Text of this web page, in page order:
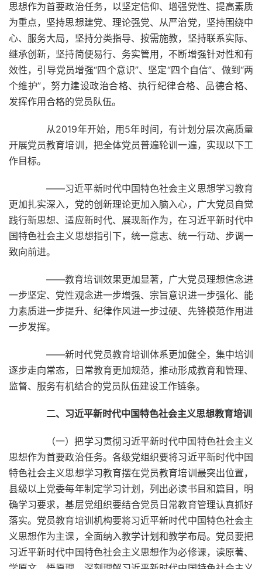
思想作为首要政治任务，以坚定信仰、增强党性、提高素质
为重点，坚持思想建党、理论强党、从严治党，坚持围绕中
心、服务大局，坚持分类指导、按需施教，坚持联系实际、
继承创新，坚持简便易行、务实管用，不断增强针对性和有
效性，引导党员增强“四个意识”、坚定“四个自信”、做到“两
个维护”，努力建设政治合格、执行纪律合格、品德合格、
发挥作用合格的党员队伍。
从2019年开始，用5年时间，有计划分层次高质量
开展党员教育培训，把全体党员普遍轮训一遍，实现以下工
作目标。
——习近平新时代中国特色社会主义思想学习教育
更加扎实深入，党的创新理论更加入脑入心，广大党员自觉
践行新思想、适应新时代、展现新作为，在习近平新时代中
国特色社会主义思想指引下，统一意志、统一行动、步调一
致向前进。
——教育培训效果更加显著，广大党员理想信念进
一步坚定、党性观念进一步增强、宗旨意识进一步强化、能
力素质进一步提升、纪律作风进一步过硬、先锋模范作用进
一步发挥。
——新时代党员教育培训体系更加健全，集中培训
逐步走向常态，日常教育更加规范，推动形成教育和管理、
监督、服务有机结合的党员队伍建设工作链条。
二、习近平新时代中国特色社会主义思想教育培训
（一）把学习贯彻习近平新时代中国特色社会主义
思想作为首要政治任务。各级党组织要将习近平新时代中国
特色社会主义思想学习教育摆在党员教育培训最突出位置，
县级以上党委每年制定学习计划，列出必读书目和篇目，明
确学习要求，基层党组织要结合党员日常教育管理认真抓好
落实。党员教育培训机构要将习近平新时代中国特色社会主
义思想作为主课，全面纳入教学计划和教学布局。党员要把
习近平新时代中国特色社会主义思想作为必修课，读原著、